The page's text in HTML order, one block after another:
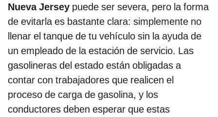
Nueva Jersey puede ser severa, pero la forma
de evitarla es bastante clara: simplemente no
llenar el tanque de tu vehículo sin la ayuda de
un empleado de la estación de servicio. Las
gasolineras del estado están obligadas a
contar con trabajadores que realicen el
proceso de carga de gasolina, y los
conductores deben esperar que estas